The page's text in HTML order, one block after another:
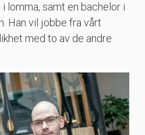
lomma, samt en bachelor i
Han vil jobbe fra vårt
med to av de andre